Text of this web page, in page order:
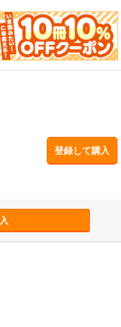
登録して購入